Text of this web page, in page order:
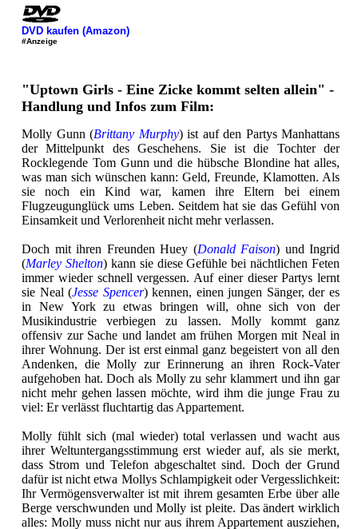
DVD kaufen (Amazon)
#Anzeige
"Uptown Girls - Eine Zicke kommt selten allein" -
Handlung und Infos zum Film:
Molly Gunn (Brittany Murphy) ist auf den Partys Manhattans
der Mittelpunkt des Geschehens. Sie ist die Tochter der
Rocklegende Tom Gunn und die hübsche Blondine hat alles,
was man sich wünschen kann: Geld, Freunde, Klamotten. Als
sie noch ein Kind war, kamen ihre Eltern bei einem
Flugzeugunglück ums Leben. Seitdem hat sie das Gefühl von
Einsamkeit und Verlorenheit nicht mehr verlassen.
Doch mit ihren Freunden Huey (Donald Faison) und Ingrid
(Marley Shelton) kann sie diese Gefühle bei nächtlichen Feten
immer wieder schnell vergessen. Auf einer dieser Partys lernt
sie Neal (Jesse Spencer) kennen, einen jungen Sänger, der es
in New York zu etwas bringen will, ohne sich von der
Musikindustrie verbiegen zu lassen. Molly kommt ganz
offensiv zur Sache und landet am frühen Morgen mit Neal in
ihrer Wohnung. Der ist erst einmal ganz begeistert von all den
Andenken, die Molly zur Erinnerung an ihren Rock-Vater
aufgehoben hat. Doch als Molly zu sehr klammert und ihn gar
nicht mehr gehen lassen möchte, wird ihm die junge Frau zu
viel: Er verlässt fluchtartig das Appartement.
Molly fühlt sich (mal wieder) total verlassen und wacht aus
ihrer Weltuntergangsstimmung erst wieder auf, als sie merkt,
dass Strom und Telefon abgeschaltet sind. Doch der Grund
dafür ist nicht etwa Mollys Schlampigkeit oder Vergesslichkeit:
Ihr Vermögensverwalter ist mit ihrem gesamten Erbe über alle
Berge verschwunden und Molly ist pleite. Das ändert wirklich
alles: Molly muss nicht nur aus ihrem Appartement ausziehen,